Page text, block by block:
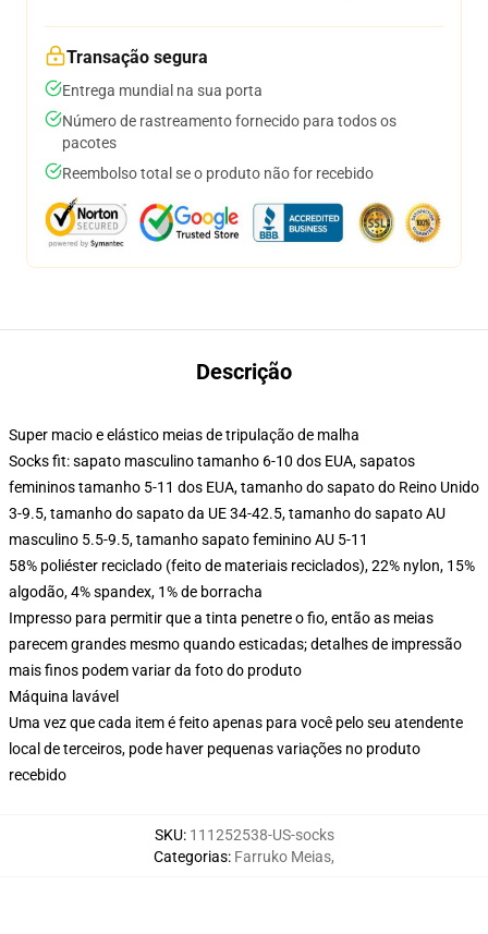
Transação segura
Entrega mundial na sua porta
Número de rastreamento fornecido para todos os
pacotes
Reembolso total se o produto não for recebido
Descrição
Super macio e elástico meias de tripulação de malha
Socks fit: sapato masculino tamanho 6-10 dos EUA, sapatos
femininos tamanho 5-11 dos EUA, tamanho do sapato do Reino Unido
3-9.5, tamanho do sapato da UE 34-42.5, tamanho do sapato AU
masculino 5.5-9.5, tamanho sapato feminino AU 5-11
58% poliéster reciclado (feito de materiais reciclados), 22% nylon, 15%
algodão, 4% spandex, 1% de borracha
Impresso para permitir que a tinta penetre o fio, então as meias
parecem grandes mesmo quando esticadas; detalhes de impressão
mais finos podem variar da foto do produto
Máquina lavável
Uma vez que cada item é feito apenas para você pelo seu atendente
local de terceiros, pode haver pequenas variações no produto
recebido
SKU: 111252538-US-socks
Categorias: Farruko Meias,